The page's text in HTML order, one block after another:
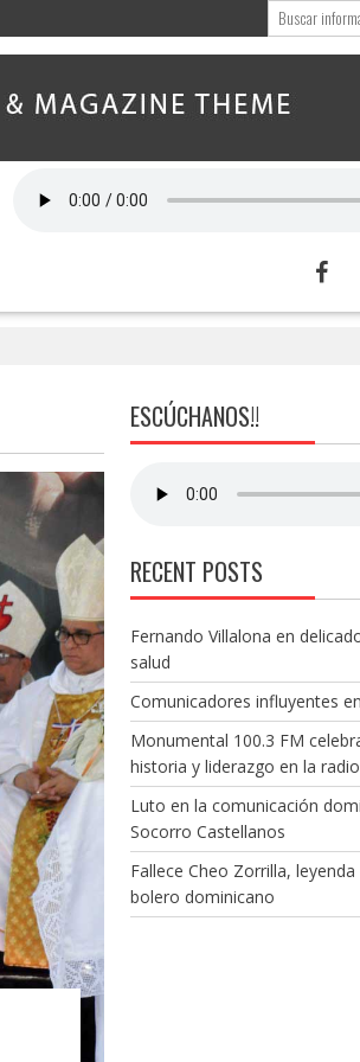
ESCÚCHANOS!!
RECENT POSTS
Fernando Villalona en
salud
Comunicadores influyentes
Monumental 100.3 FM
historia y liderazgo en la
Luto en la comunicación
Socorro Castellanos
Fallece Cheo Zorrilla,
bolero dominicano